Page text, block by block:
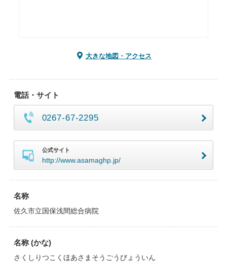
大きな地図・アクセス
電話・サイト
0267-67-2295
公式サイト
http://www.asamaghp.jp/
名称
佐久市立国保浅間総合病院
名称 (かな)
さくしりつこくほあさまそうごうびょういん